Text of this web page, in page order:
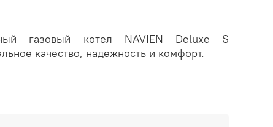
газовый котел NAVIEN Deluxe S
качество, надежность и комфорт.
газового котла NAVIEN